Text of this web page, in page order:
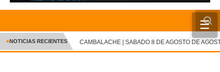
☰
INICIO
CRÓNICA
●NOTICIAS RECIENTES CAMBALACHE | SABADO 8 DE AGOSTO DE